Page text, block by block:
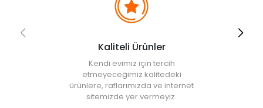
• " Ürün görsellerinde ışık, ortam ve dijital düzenlemelere bağlı
olarak renk ve doku farklılıkları oluşabilir. "
Kaliteli Ürünler
Kendi evimiz için tercih
etmeyeceğimiz kalitedeki
ürünlere, raflarımızda ve internet
sitemizde yer vermeyiz.